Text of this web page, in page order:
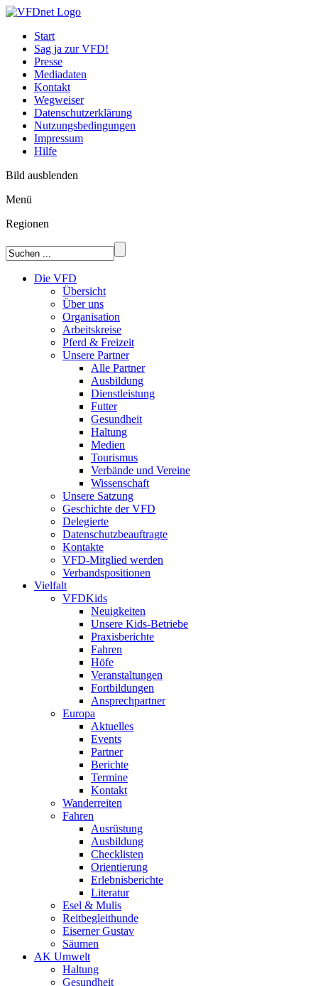
Start
Sag ja zur VFD!
Presse
Mediadaten
Kontakt
Wegweiser
Datenschutzerklärung
Nutzungsbedingungen
Impressum
Hilfe
Bild ausblenden
Menü
Regionen
Die VFD
Übersicht
Über uns
Organisation
Arbeitskreise
Pferd & Freizeit
Unsere Partner
Alle Partner
Ausbildung
Dienstleistung
Futter
Gesundheit
Haltung
Medien
Tourismus
Verbände und Vereine
Wissenschaft
Unsere Satzung
Geschichte der VFD
Delegierte
Datenschutzbeauftragte
Kontakte
VFD-Mitglied werden
Verbandspositionen
Vielfalt
VFDKids
Neuigkeiten
Unsere Kids-Betriebe
Praxisberichte
Fahren
Höfe
Veranstaltungen
Fortbildungen
Ansprechpartner
Europa
Aktuelles
Events
Partner
Berichte
Termine
Kontakt
Wanderreiten
Fahren
Ausrüstung
Ausbildung
Checklisten
Orientierung
Erlebnisberichte
Literatur
Esel & Mulis
Reitbegleithunde
Eiserner Gustav
Säumen
AK Umwelt
Haltung
Gesundheit